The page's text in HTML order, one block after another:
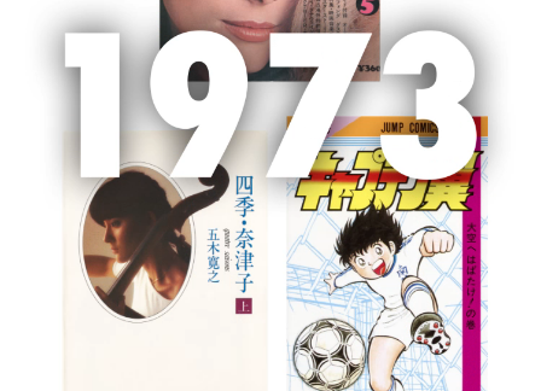
書籍詳細
集英社文庫『マスカレード・ゲーム』